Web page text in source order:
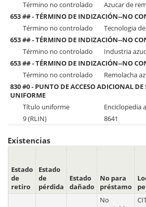
Término no controlado
Azucar de
653 ## - TÉRMINO DE INDIZACIÓN--NO
Término no controlado
Tecnologia
653 ## - TÉRMINO DE INDIZACIÓN--NO
Término no controlado
Industria
653 ## - TÉRMINO DE INDIZACIÓN--NO
Término no controlado
Remolacha
830 #0 - PUNTO DE ACCESO ADICIONAL DE
UNIFORME
Título uniforme
Enciclopedia
9 (RLIN)
8641
Existencias
Estado
de
retiro
Estado
de
pérdida
Estado
dañado
No para
préstamo
No